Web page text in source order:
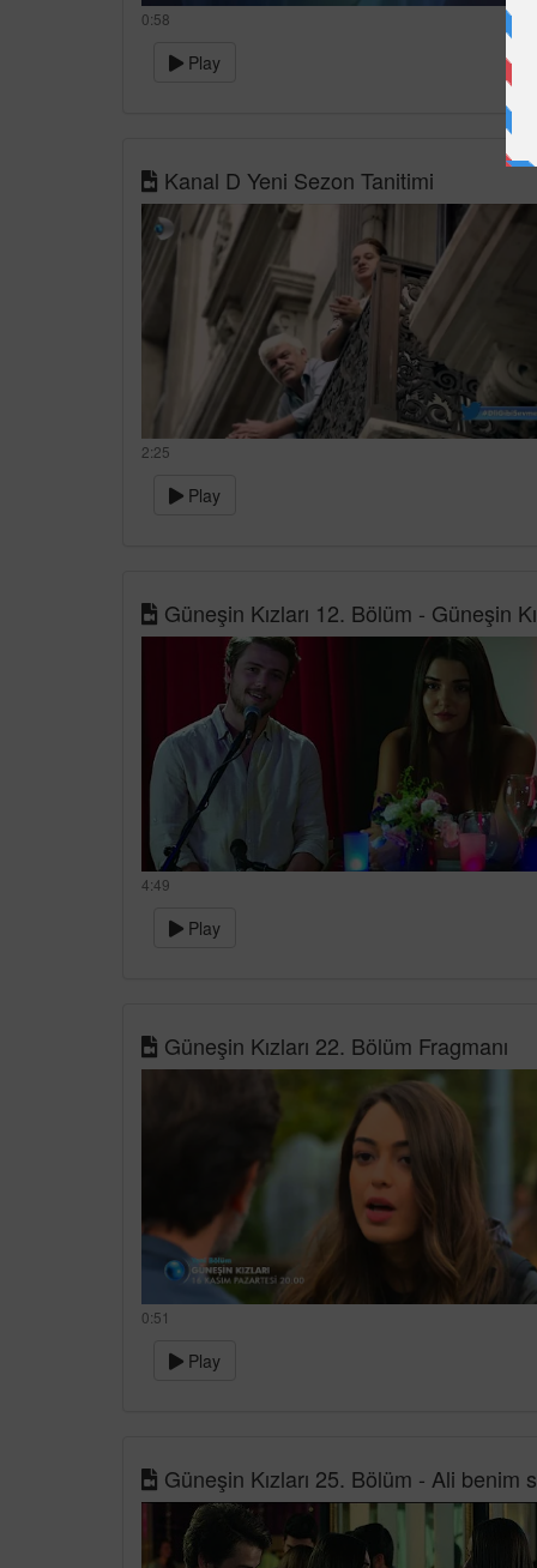
0:58
Play
Kanal D Yeni Sezon Tanitimi
2:25
Play
Güneşin Kızları 12. Bölüm - Güneşin
4:49
Play
Güneşin Kızları 22. Bölüm Fragmanı
0:51
Play
Güneşin Kızları 25. Bölüm - Ali benim